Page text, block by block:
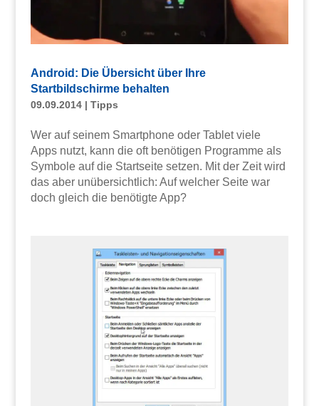
Android: Die Übersicht über Ihre
Startbildschirme behalten
09.09.2014| Tipps
Wer auf seinem Smartphone oder Tablet viele
Apps nutzt, kann die oft benötigen Programme als
Symbole auf die Startseite setzen. Mit der Zeit wird
das aber unübersichtlich: Auf welcher Seite war
doch gleich die benötigte App?